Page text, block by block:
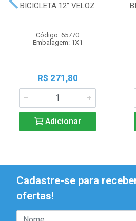
BICICLETA 12” VELOZ
Código: 65770
Embalagem: 1X1
R$ 271,80
Adicionar
Cadastre-se para
ofertas!